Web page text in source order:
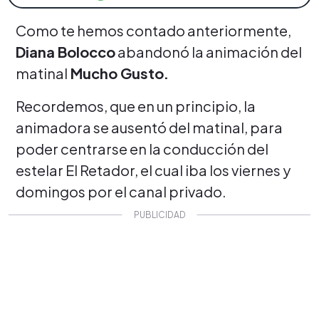
Como te hemos contado anteriormente,
Diana Boloccoabandonó la animación del
matinal Mucho Gusto.
Recordemos, que en un principio, la
animadora se ausentó del matinal, para
poder centrarse en la conducción del
estelar El Retador, el cual iba los viernes y
domingos por el canal privado.